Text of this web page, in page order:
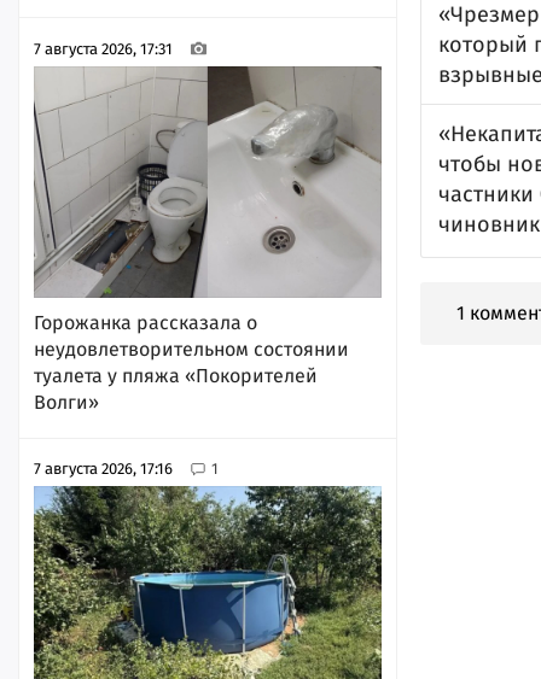
7 августа 2026, 17:31
Горожанка рассказала о
неудовлетворительном состоянии
туалета у пляжа «Покорителей
Волги»
7 августа 2026, 17:16 1
который
чтобы
1